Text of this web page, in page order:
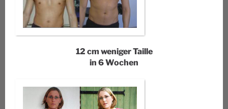
12 cm weniger Taille
in 6 Wochen